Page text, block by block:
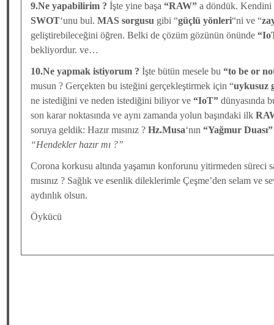
9.Ne yapabilirim ? İşte yine başa “RAW” a döndük.
SWOT‘unu bul. MAS sorgusu gibi “güçlü yönleri“ni ve “
geliştirebileceğini öğren. Belki de çözüm gözünün önünde
bekliyordur. ve…
10.Ne yapmak istiyorum ? İşte bütün mesele bu “to be or
musun ? Gerçekten bu isteğini gerçekleştirmek için “uykusuz
ne istediğini ve neden istediğini biliyor ve “IoT” dünyasında
son karar noktasında ve aynı zamanda yolun başındaki ilk
soruya geldik: Hazır mısınız ? Hz.Musa‘nın “Yağmur Duası”
“Hendekler hazır mı ?”
Corona korkusu altında yaşamın konforunu yitirmeden süreci
mısınız ? Sağlık ve esenlik dileklerimle Çeşme’den selam ve
aydınlık olsun.
Öykücü